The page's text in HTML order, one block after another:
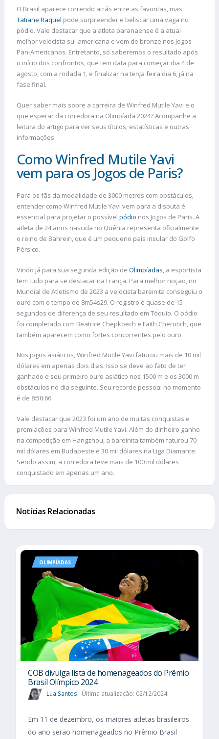
O Brasil aparece correndo atrás entre as favoritas, mas
Tatiane Raquel pode surpreender e beliscar uma vaga no
pódio. Vale destacar que a atleta paranaense é a atual
melhor velocista sul-americana e vem de bronze nos Jogos
Pan-Americanos. Entretanto, só saberemos o resultado após
o início dos confrontos, que tem data para começar dia 4 de
agosto, com a rodada 1, e finalizar na terça feira dia 6, já na
fase final.
Quer saber mais sobre a carreira de Winfred Mutile Yavi e o
que esperar da corredora na Olimpíada 2024? Acompanhe a
leitura do artigo para ver seus títulos, estatísticas e outras
informações.
Como Winfred Mutile Yavi
vem para os Jogos de Paris?
Para os fãs da modalidade de 3000 metros com obstáculos,
entender como Winfred Mutile Yavi vem para a disputa é
essencial para projetar o possível pódio nos Jogos de Paris. A
atleta de 24 anos nascida no Quênia representa oficialmente
o reino de Bahrein, que é um pequeno país insular do Golfo
Pérsico.
Vindo já para sua segunda edição de Olimpíadas, a esportista
tem tudo para se destacar na França. Para melhor noção, no
Mundial de Atletismo de 2023 a velocista bareinita conseguiu o
ouro com o tempo de 8m54s29. O registro é quase de 15
segundos de diferença de seu resultado em Tóquio. O pódio
foi completado com Beatrice Chepkoech e Faith Cherotich, que
também aparecem como fortes concorrentes pelo ouro.
Nos jogos asiáticos, Winfred Mutile Yavi faturou mais de 10 mil
dólares em apenas dois dias. Isso se deve ao fato de ter
ganhado o seu primeiro ouro asiático nos 1500 m e os 3000 m
obstáculos no dia seguinte. Seu recorde pessoal no momento
é de 8:50:66.
Vale destacar que 2023 foi um ano de muitas conquistas e
premiações para Winfred Mutile Yavi. Além do dinheiro ganho
na competição em Hangzhou, a bareinita também faturou 70
mil dólares em Budapeste e 30 mil dólares na Liga Diamante.
Sendo assim, a corredora teve mais de 100 mil dólares
conquistado em apenas um ano.
Notícias Relacionadas
OLIMPÍADAS
COB divulga lista de homenageados do Prêmio
Brasil Olímpico 2024
Lua Santos Última atualização: 02/12/2024
Em 11 de dezembro, os maiores atletas brasileiros
do ano serão homenageados no Prêmio Brasil